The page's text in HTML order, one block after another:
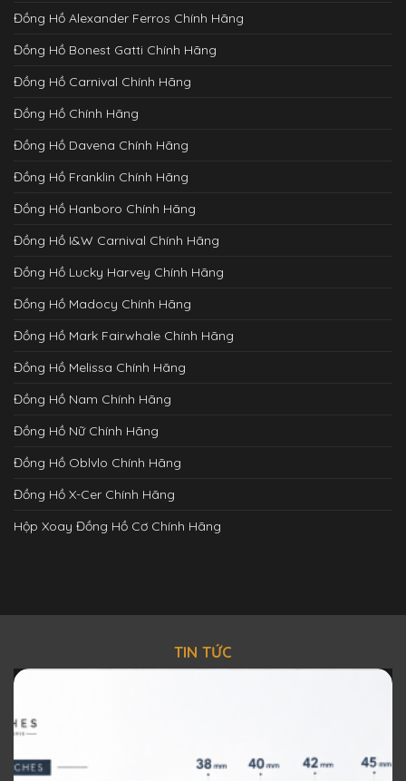
Đồng Hồ Alexander Ferros Chính Hãng
Đồng Hồ Bonest Gatti Chính Hãng
Đồng Hồ Carnival Chính Hãng
Đồng Hồ Chính Hãng
Đồng Hồ Davena Chính Hãng
Đồng Hồ Franklin Chính Hãng
Đồng Hồ Hanboro Chính Hãng
Đồng Hồ I&W Carnival Chính Hãng
Đồng Hồ Lucky Harvey Chính Hãng
Đồng Hồ Madocy Chính Hãng
Đồng Hồ Mark Fairwhale Chính Hãng
Đồng Hồ Melissa Chính Hãng
Đồng Hồ Nam Chính Hãng
Đồng Hồ Nữ Chính Hãng
Đồng Hồ Oblvlo Chính Hãng
Đồng Hồ X-Cer Chính Hãng
Hộp Xoay Đồng Hồ Cơ Chính Hãng
TIN TỨC